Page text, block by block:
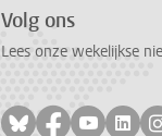
Volg ons
Lees onze wekelijkse
Volg ons op
Volg ons op
Volg